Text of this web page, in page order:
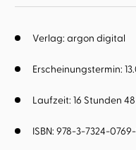
Verlag: argon digital
Erscheinungstermin:
Laufzeit: 16 Stunden
ISBN: 978-3-7324-